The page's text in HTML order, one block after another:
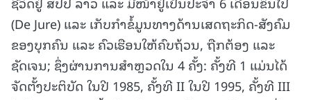
(De Jure) ແລະ ເກັບກຳຂໍ້ມູນທາງດ້ານເສດຖະກິດ-ສັງຄົມ
ຂອງບຸກຄົນ ແລະ ຄົວເຮືອນໃຫ້ຄົບຖ້ວນ, ຖືກຕ້ອງ ແລະ
ຊັດເຈນ; ຊຶ່ງຜ່ານການສໍາຫຼວດໃນ 4 ຄັ້ງ: ຄັ້ງທີ 1 ແມ່ນໄດ້
ຈັດຕັ້ງປະຕິບັດ ໃນປີ 1985, ຄັ້ງທີ II ໃນປີ 1995, ຄັ້ງທີ III